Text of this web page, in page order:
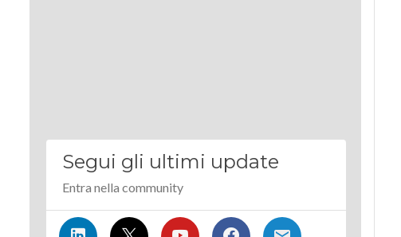
Segui gli ultimi update
Entra nella community